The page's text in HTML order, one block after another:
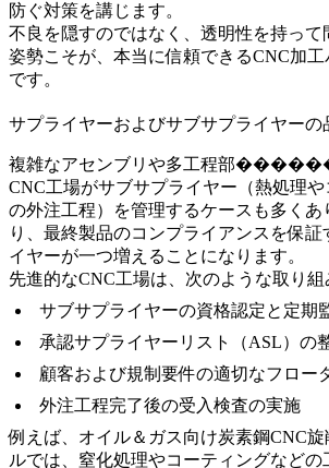
防ぐ対策を講じます。
不良を隠すのではなく、透明性を持って
姿勢こそが、本当に信頼できるCNC加
です。
サプライヤーおよびサブサプライヤーの
複雑なアセンブリや多工程部������
CNC工場がサブサプライヤー（熱処理
の外注工程）を管理するケースも多くあ
り、最終製品のコンプライアンスを保証
イヤーが一つ増えることになります。
先進的なCNC工場は、次のような取り組
サブサプライヤーの資格認定と定期
承認サプライヤーリスト（ASL）の
顧客および規制要件の適切なフロー
外注工程完了後の受入検査の実施
例えば、 オイル＆ガス向け炭素鋼CNC
ルでは、窒化処理やコーティングなどの